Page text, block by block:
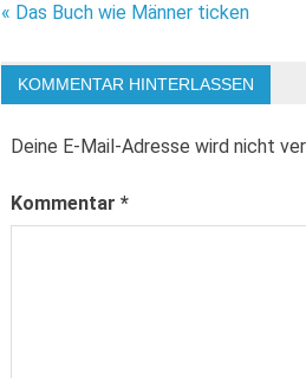
Beitragsnavigation
« Das Buch wie Männer ticken
KOMMENTAR HINTERLASSEN
Deine E-Mail-Adresse wird nicht
Kommentar*